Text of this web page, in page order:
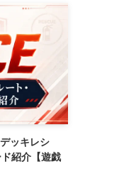
ッキレシ
紹介【遊戯